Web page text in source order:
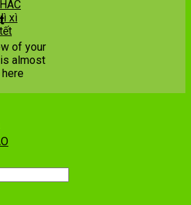
xì
of your
almost